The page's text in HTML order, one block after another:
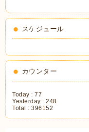
スケジュール
カウンター
Today :77
Yesterday :248
Total :396152